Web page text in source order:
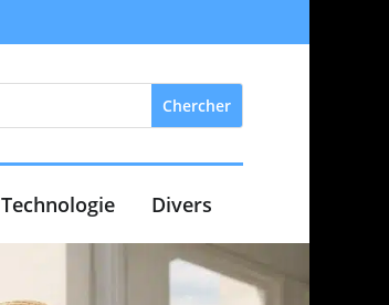
Technologie Divers